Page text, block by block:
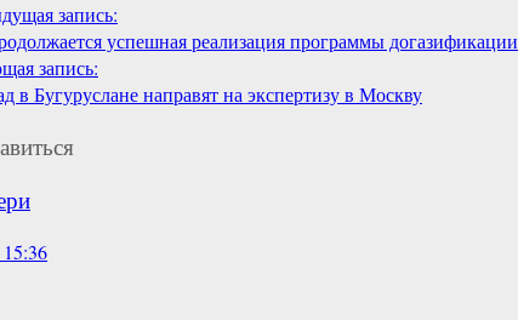
запись:
успешная реализация программы догазификации
запись:
в Бугуруслане направят на экспертизу в Москву